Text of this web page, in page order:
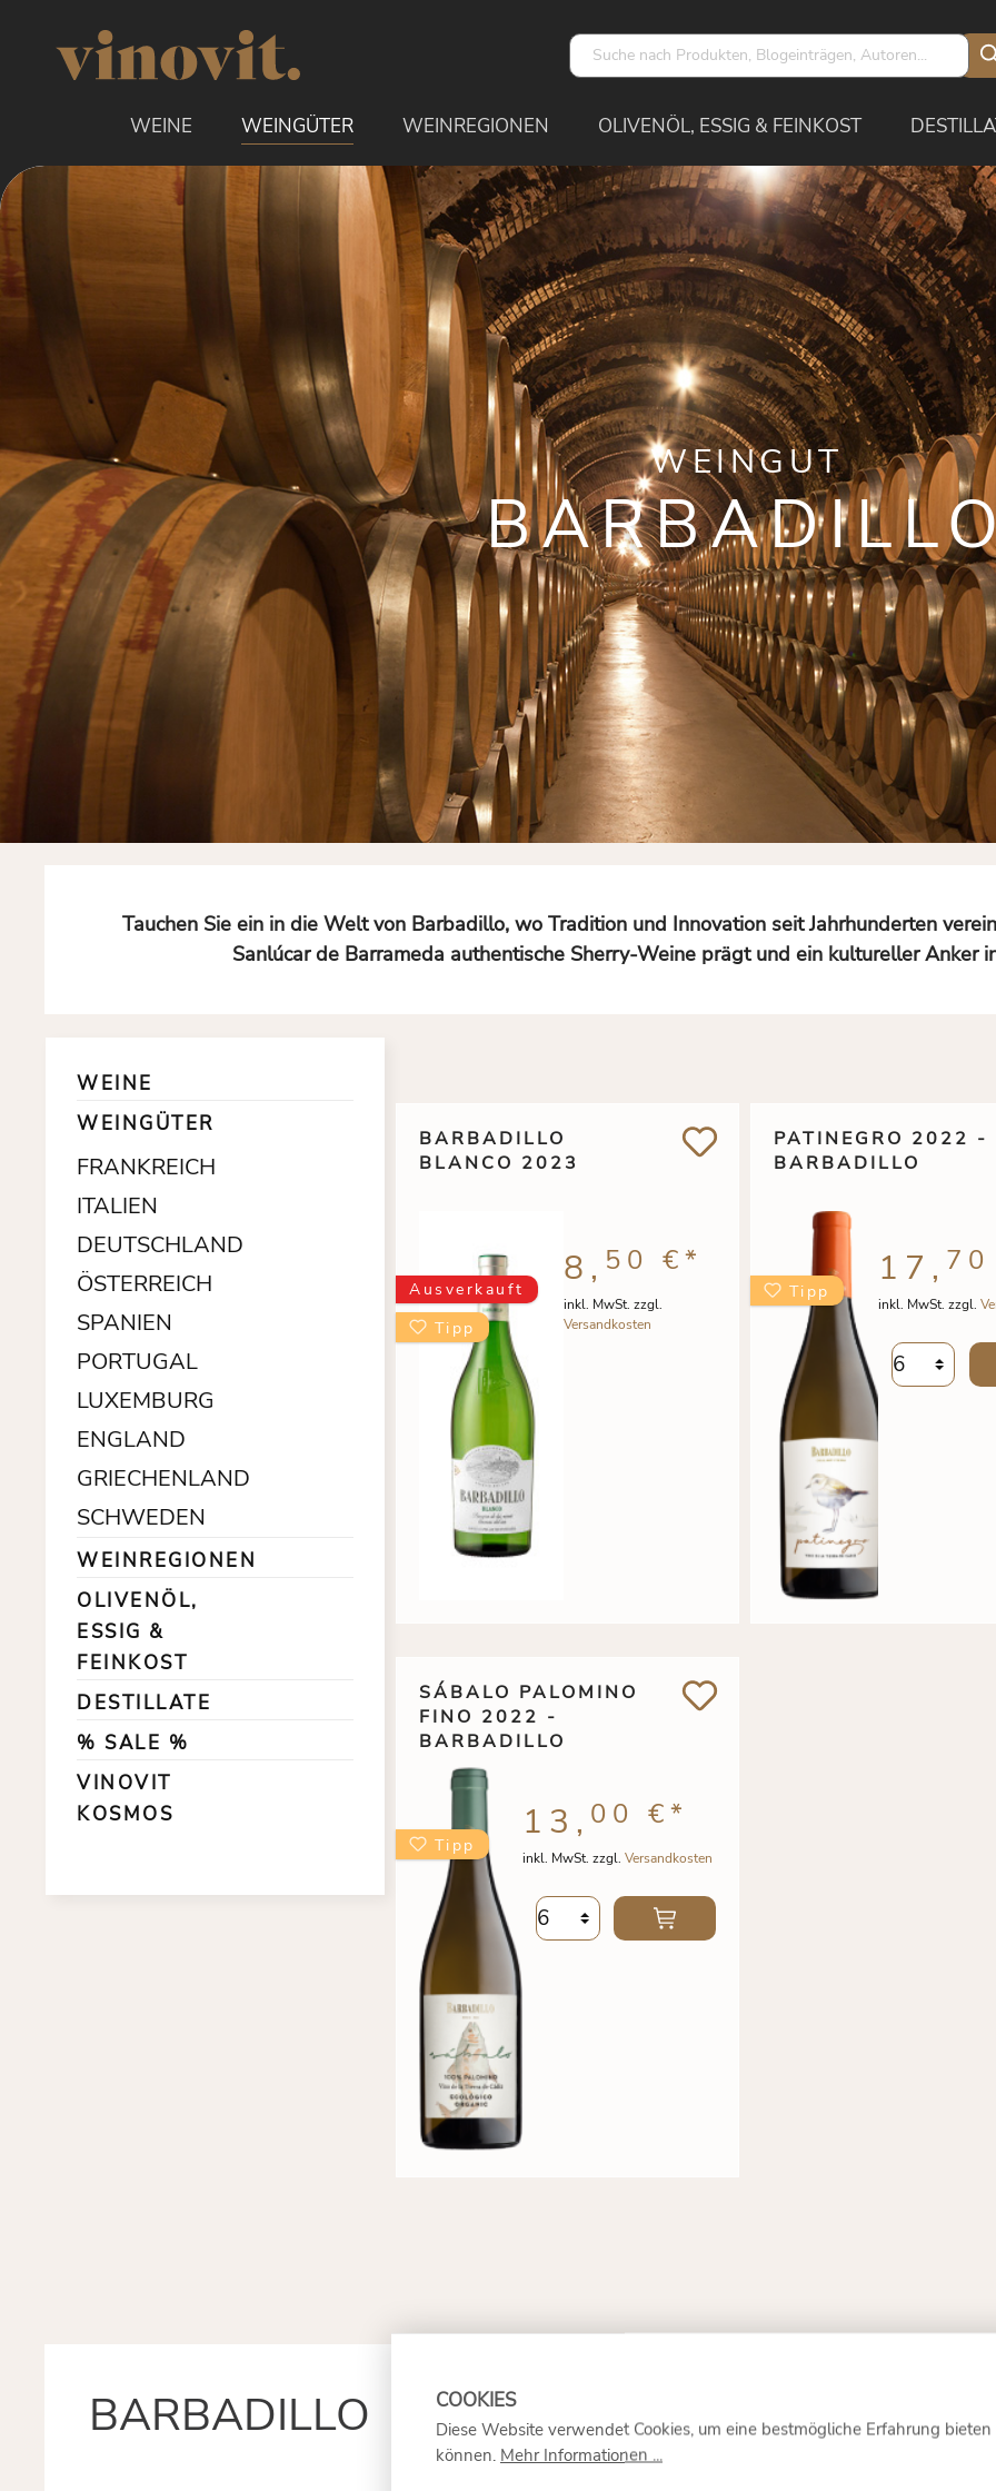
WEINE WEINGÜTER WEINREGIONEN OLIVENÖL, ESSIG & FEINKOST
WEINGUT
Tauchen Sie ein in die Welt von Barbadillo, wo Tradition und Innovation seit Jahrhunderten
Sanlúcar de Barrameda authentische Sherry-Weine prägt und ein kultureller Anker
WEINE
WEINGÜTER
FRANKREICH
ITALIEN
DEUTSCHLAND
ÖSTERREICH
SPANIEN
PORTUGAL
LUXEMBURG
ENGLAND
GRIECHENLAND
SCHWEDEN
WEINREGIONEN
OLIVENÖL,
ESSIG &
FEINKOST
DESTILLATE
% SALE %
VINOVIT
KOSMOS
BARBADILLO
BLANCO 2023
Ausverkauft
Tipp
inkl. MwSt. zzgl.
Versandkosten
8, 50 €*
PATINEGRO 2022 -
BARBADILLO
Tipp
inkl. MwSt. zzgl.
17,
SÁBALO PALOMINO
FINO 2022 -
BARBADILLO
Tipp
inkl. MwSt. zzgl.Versandkosten
13, 00 €*
BARBADILLO
Diese Website verwendet Cookies, um eine bestmögliche Erfahrung bieten
können. Mehr Informationen ...